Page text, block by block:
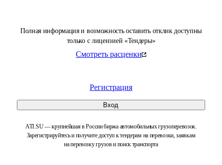
Полная информация и возможность оставить отклик доступны
только с лицензией «Тендеры»
Смотреть расценки
Регистрация
Вход
ATI.SU — крупнейшая в России биржа автомобильных грузоперевозок.
Зарегистрируйтесь и получите доступ к тендерам на перевозки, заявкам
на перевозку грузов и поиск транспорта